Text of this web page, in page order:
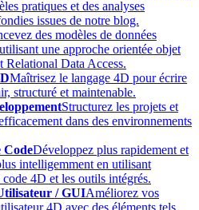
pratiques et des analyses
issues de notre blog.
des modèles de données
une approche orientée objet
Relational Data Access.
Maîtrisez le langage 4D pour écrire
structuré et maintenable.
Structurez les projets et
dans des environnements
CodeDéveloppez plus rapidement et
intelligemment en utilisant
code 4D et les outils intégrés.
/ GUIAméliorez vos
4D avec des éléments tels